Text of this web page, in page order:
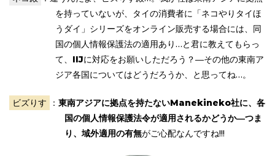
を持っていないが、タイの消費者に「ネコやりタイほ
うダイ」シリーズをオンライン販売する場合には、同
国の個人情報保護法の適用あり…と君に教えてもらっ
て、 IIJに対応をお願いしただろう？―その他の東南ア
ジア各国についてはどうだろうか、と思ってね…。
ビズりす ： 東南アジアに拠点を持たないManekineko社に、各
国の個人情報保護法令が適用されるかどうか―つま
り、域外適用の有無がご心配なんですね!!!